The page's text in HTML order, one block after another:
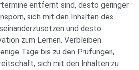
entfernt sind, desto geringer
sich mit den Inhalten des
und desto
zum Lernen. Verbleiben
Tage bis zu den Prüfungen,
sich mit den Inhalten zu